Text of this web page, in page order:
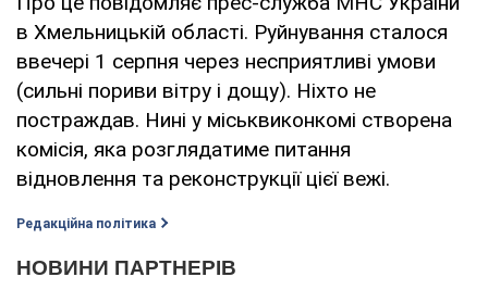
в Хмельницькій області. Руйнування сталося
ввечері 1 серпня через несприятливі умови
(сильні пориви вітру і дощу). Ніхто не
постраждав. Нині у міськвиконкомі створена
комісія, яка розглядатиме питання
відновлення та реконструкції цієї вежі.
Редакційна політика